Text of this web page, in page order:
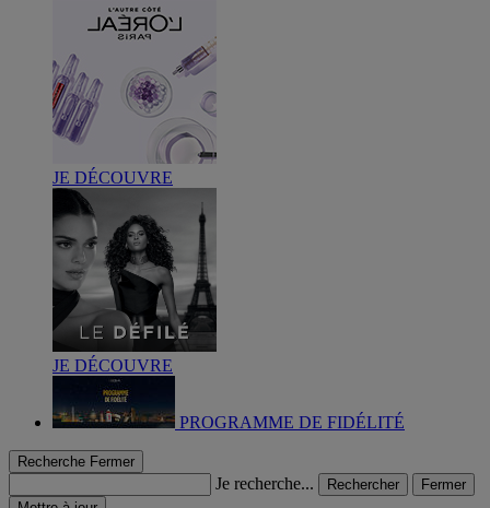
JE DÉCOUVRE
JE DÉCOUVRE
PROGRAMME DE FIDÉLITÉ
Recherche Fermer
Je recherche... Rechercher
Fermer